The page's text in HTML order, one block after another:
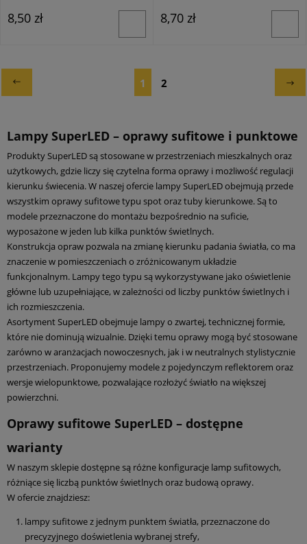
8,50 zł 8,70 zł
1 2
Lampy SuperLED – oprawy sufitowe i punktowe
Produkty SuperLED są stosowane w przestrzeniach mieszkalnych oraz
użytkowych, gdzie liczy się czytelna forma oprawy i możliwość regulacji
kierunku świecenia. W naszej ofercie lampy SuperLED obejmują przede
wszystkim oprawy sufitowe typu spot oraz tuby kierunkowe. Są to
modele przeznaczone do montażu bezpośrednio na suficie,
wyposażone w jeden lub kilka punktów świetlnych.
Konstrukcja opraw pozwala na zmianę kierunku padania światła, co ma
znaczenie w pomieszczeniach o zróżnicowanym układzie
funkcjonalnym. Lampy tego typu są wykorzystywane jako oświetlenie
główne lub uzupełniające, w zależności od liczby punktów świetlnych i
ich rozmieszczenia.
Asortyment SuperLED obejmuje lampy o zwartej, technicznej formie,
które nie dominują wizualnie. Dzięki temu oprawy mogą być stosowane
zarówno w aranżacjach nowoczesnych, jak i w neutralnych stylistycznie
przestrzeniach. Proponujemy modele z pojedynczym reflektorem oraz
wersje wielopunktowe, pozwalające rozłożyć światło na większej
powierzchni.
Oprawy sufitowe SuperLED – dostępne
warianty
W naszym sklepie dostępne są różne konfiguracje lamp sufitowych,
różniące się liczbą punktów świetlnych oraz budową oprawy.
W ofercie znajdziesz:
lampy sufitowe z jednym punktem światła, przeznaczone do
precyzyjnego doświetlenia wybranej strefy,